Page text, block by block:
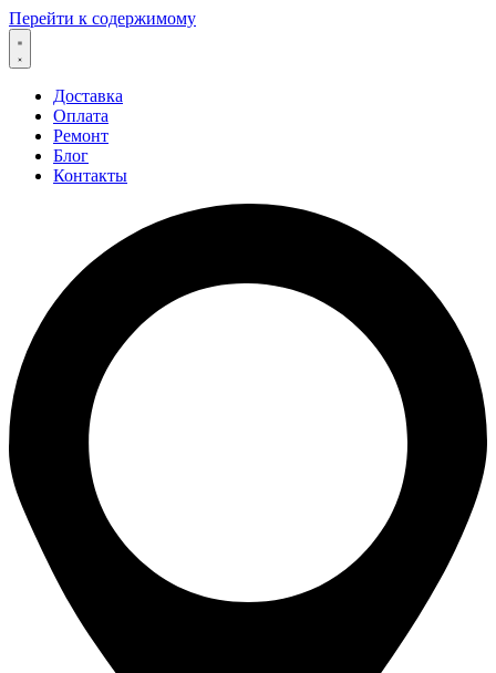
Перейти к содержимому
Доставка
Оплата
Ремонт
Блог
Контакты